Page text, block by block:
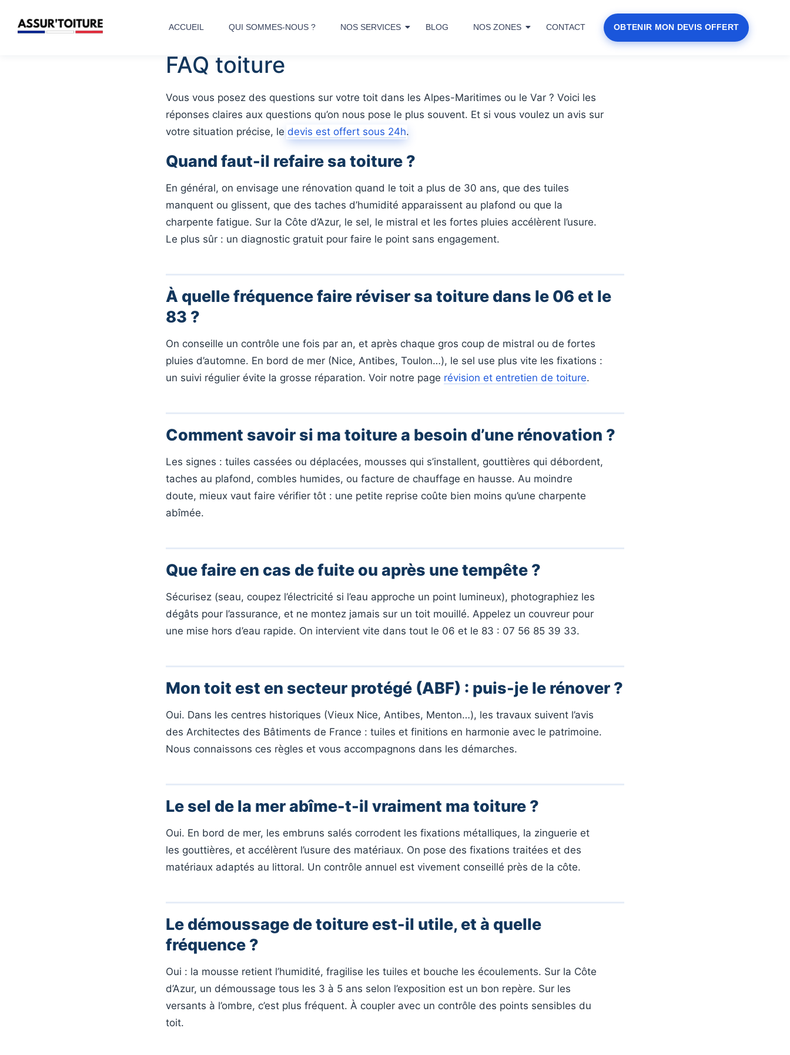
ACCUEIL QUI SOMMES-NOUS ? NOS SERVICES BLOG NOS ZONES CONTACT OBTENIR MON DEVIS OFFERT
FAQ toiture
Vous vous posez des questions sur votre toit dans les Alpes-Maritimes ou le Var ? Voici les
réponses claires aux questions qu’on nous pose le plus souvent. Et si vous voulez un avis sur
votre situation précise, le devis est offert sous 24h.
Quand faut-il refaire sa toiture ?
En général, on envisage une rénovation quand le toit a plus de 30 ans, que des tuiles
manquent ou glissent, que des taches d’humidité apparaissent au plafond ou que la
charpente fatigue. Sur la Côte d’Azur, le sel, le mistral et les fortes pluies accélèrent l’usure.
Le plus sûr : un diagnostic gratuit pour faire le point sans engagement.
À quelle fréquence faire réviser sa toiture dans le 06 et le
83 ?
On conseille un contrôle une fois par an, et après chaque gros coup de mistral ou de fortes
pluies d’automne. En bord de mer (Nice, Antibes, Toulon…), le sel use plus vite les fixations :
un suivi régulier évite la grosse réparation. Voir notre page révision et entretien de toiture.
Comment savoir si ma toiture a besoin d’une rénovation ?
Les signes : tuiles cassées ou déplacées, mousses qui s’installent, gouttières qui débordent,
taches au plafond, combles humides, ou facture de chauffage en hausse. Au moindre
doute, mieux vaut faire vérifier tôt : une petite reprise coûte bien moins qu’une charpente
abîmée.
Que faire en cas de fuite ou après une tempête ?
Sécurisez (seau, coupez l’électricité si l’eau approche un point lumineux), photographiez les
dégâts pour l’assurance, et ne montez jamais sur un toit mouillé. Appelez un couvreur pour
une mise hors d’eau rapide. On intervient vite dans tout le 06 et le 83 : 07 56 85 39 33.
Mon toit est en secteur protégé (ABF) : puis-je le rénover ?
Oui. Dans les centres historiques (Vieux Nice, Antibes, Menton…), les travaux suivent l’avis
des Architectes des Bâtiments de France : tuiles et finitions en harmonie avec le patrimoine.
Nous connaissons ces règles et vous accompagnons dans les démarches.
Le sel de la mer abîme-t-il vraiment ma toiture ?
Oui. En bord de mer, les embruns salés corrodent les fixations métalliques, la zinguerie et
les gouttières, et accélèrent l’usure des matériaux. On pose des fixations traitées et des
matériaux adaptés au littoral. Un contrôle annuel est vivement conseillé près de la côte.
Le démoussage de toiture est-il utile, et à quelle
fréquence ?
Oui : la mousse retient l’humidité, fragilise les tuiles et bouche les écoulements. Sur la Côte
d’Azur, un démoussage tous les 3 à 5 ans selon l’exposition est un bon repère. Sur les
versants à l’ombre, c’est plus fréquent. À coupler avec un contrôle des points sensibles du
toit.